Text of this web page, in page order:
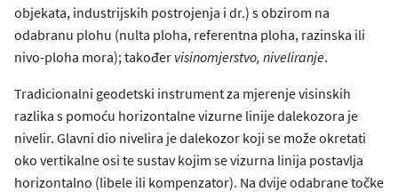
objekata, industrijskih postrojenja i dr.) s obzirom na
odabranu plohu (nulta ploha, referentna ploha, razinska ili
nivo-ploha mora); također visinomjerstvo, niveliranje.
Tradicionalni geodetski instrument za mjerenje visinskih
razlika s pomoću horizontalne vizurne linije dalekozora je
nivelir. Glavni dio nivelira je dalekozor koji se može okretati
oko vertikalne osi te sustav kojim se vizurna linija postavlja
horizontalno (libele ili kompenzator). Na dvije odabrane točke